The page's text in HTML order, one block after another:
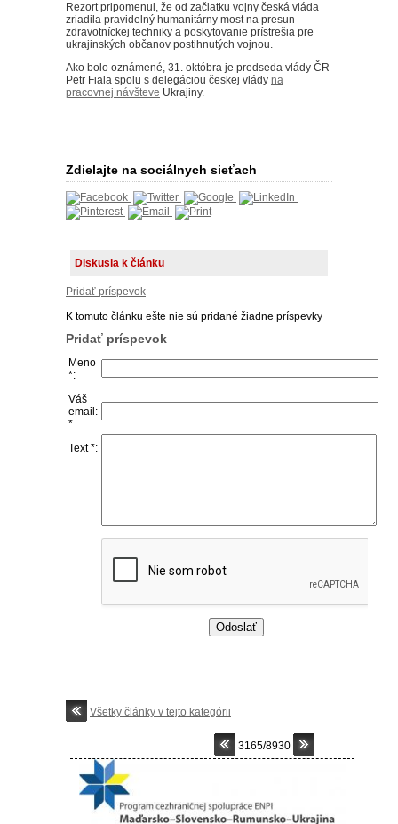
Rezort pripomenul, že od začiatku vojny česká vláda
zriadila pravidelný humanitárny most na presun
zdravotníckej techniky a poskytovanie prístrešia pre
ukrajinských občanov postihnutých vojnou.
Ako bolo oznámené, 31. októbra je predseda vlády ČR
Petr Fiala spolu s delegáciou českej vlády na
pracovnej návšteve Ukrajiny.
Zdielajte na sociálnych sieťach
Diskusia k článku
Pridať príspevok
K tomuto článku ešte nie sú pridané žiadne príspevky
Pridať príspevok
Meno
*:
Váš
email:
*
Text *:
Všetky články v tejto kategórii
3165/8930